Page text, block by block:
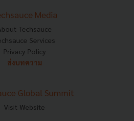
Media
Techsauce
Services
Privacy Policy
ส่งบทความ
Global Summit
Visit Website